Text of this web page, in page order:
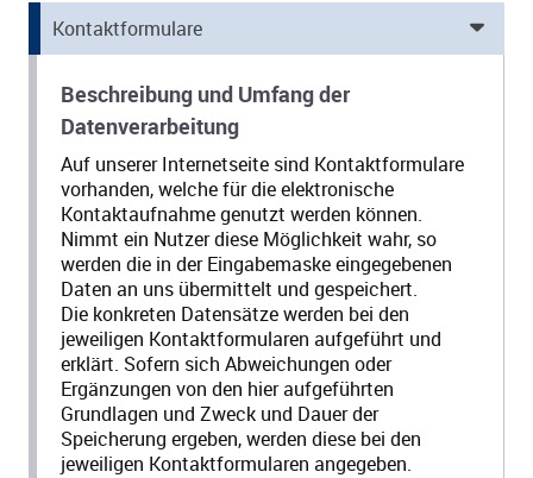
Kontaktformulare
Beschreibung und Umfang der
Datenverarbeitung
Auf unserer Internetseite sind Kontaktformulare
vorhanden, welche für die elektronische
Kontaktaufnahme genutzt werden können.
Nimmt ein Nutzer diese Möglichkeit wahr, so
werden die in der Eingabemaske eingegebenen
Daten an uns übermittelt und gespeichert.
Die konkreten Datensätze werden bei den
jeweiligen Kontaktformularen aufgeführt und
erklärt. Sofern sich Abweichungen oder
Ergänzungen von den hier aufgeführten
Grundlagen und Zweck und Dauer der
Speicherung ergeben, werden diese bei den
jeweiligen Kontaktformularen angegeben.